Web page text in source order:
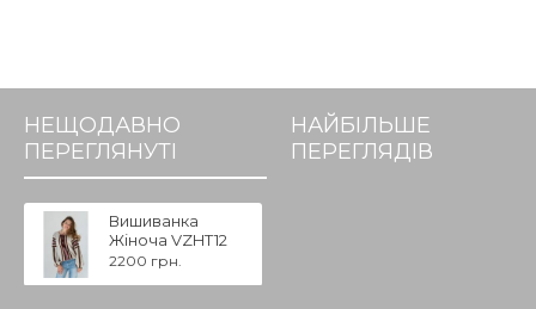
НЕЩОДАВНО
ПЕРЕГЛЯНУТІ
НАЙБІЛЬШЕ
ПЕРЕГЛЯДІВ
Вишиванка
Жіноча VZHT12
2200 грн.